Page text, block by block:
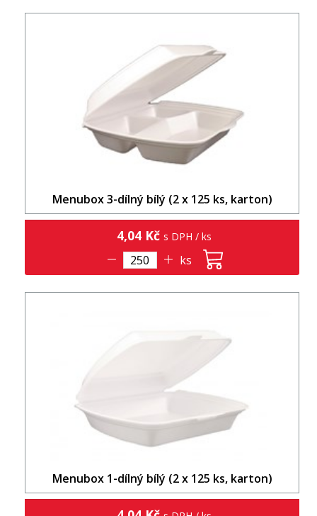
Menubox 3-dílný bílý (2 x 125 ks, karton)
4,04 Kč s DPH / ks
ks
Menubox 1-dílný bílý (2 x 125 ks, karton)